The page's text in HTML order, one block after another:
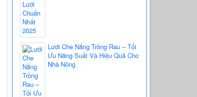
Lưới Che Nắng Trồng Rau – Tối
Ưu Năng Suất Và Hiệu Quả Cho
Nhà Nông